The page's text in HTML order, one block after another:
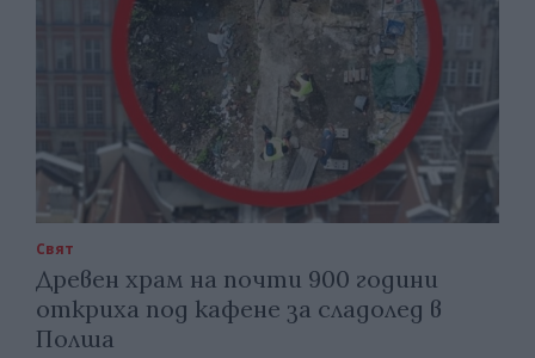
Свят
Древен храм на почти 900 години
откриха под кафене за сладолед в
Полша